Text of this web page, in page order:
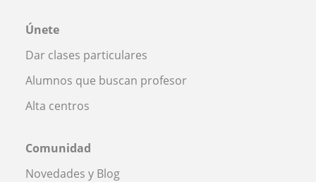
Únete
Dar clases particulares
Alumnos que buscan profesor
Alta centros
Comunidad
Novedades y Blog